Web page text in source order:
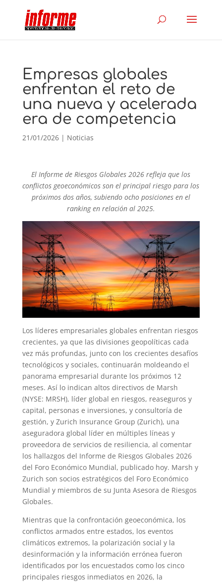
Empresas globales
enfrentan el reto de
una nueva y acelerada
era de competencia
21/01/2026| Noticias
El Informe de Riesgos Globales 2026 refleja que los
conflictos geoeconómicos son el principal riesgo para los
próximos dos años, subiendo ocho posiciones en el
ranking en relación al 2025.
Los líderes empresariales globales enfrentan riesgos
crecientes, ya que las divisiones geopolíticas cada
vez más profundas, junto con los crecientes desafíos
tecnológicos y sociales, continuarán moldeando el
panorama empresarial durante los próximos 12
meses. Así lo indican altos directivos de Marsh
(NYSE: MRSH), líder global en riesgos, reaseguros y
capital, personas e inversiones, y consultoría de
gestión, y Zurich Insurance Group (Zurich), una
aseguradora global líder en múltiples líneas y
proveedora de servicios de resiliencia, al comentar
los hallazgos del Informe de Riesgos Globales 2026
del Foro Económico Mundial, publicado hoy. Marsh y
Zurich son socios estratégicos del Foro Económico
Mundial y miembros de su Junta Asesora de Riesgos
Globales.
Mientras que la confrontación geoeconómica, los
conflictos armados entre estados, los eventos
climáticos extremos, la polarización social y la
desinformación y la información errónea fueron
identificados por los encuestados como los cinco
principales riesgos inmediatos en 2026, la